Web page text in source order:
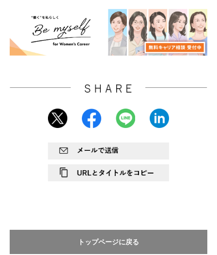
トップページに戻る